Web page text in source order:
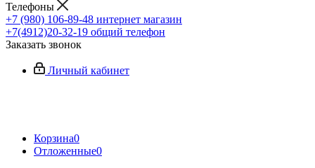
Телефоны
+7 (980) 106-89-48 интернет магазин
+7(4912)20-32-19 общий телефон
Заказать звонок
Личный кабинет
Корзина0
Отложенные0